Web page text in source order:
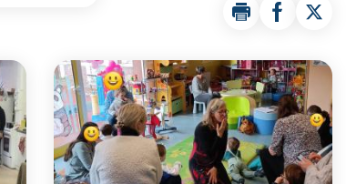
Imprimer la
Partager